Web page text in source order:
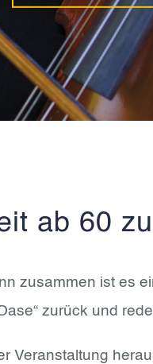
ab 60
zusammen ist es
zurück und
Veranstaltung